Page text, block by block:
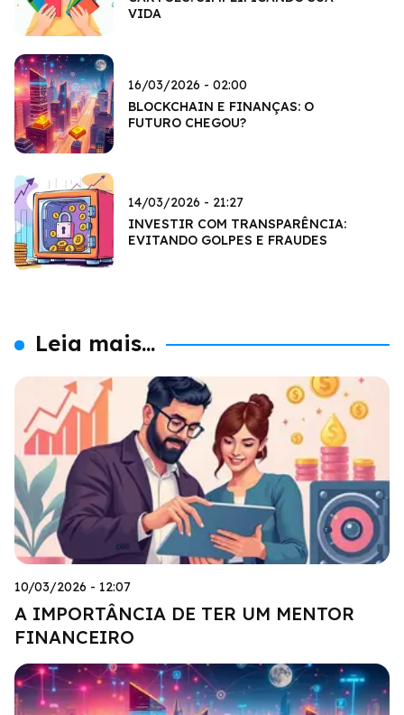
VIDA
16/03/2026 - 02:00
BLOCKCHAIN E FINANÇAS: O
FUTURO CHEGOU?
14/03/2026 - 21:27
INVESTIR COM TRANSPARÊNCIA:
EVITANDO GOLPES E FRAUDES
Leia mais...
10/03/2026 - 12:07
A IMPORTÂNCIA DE TER UM MENTOR
FINANCEIRO